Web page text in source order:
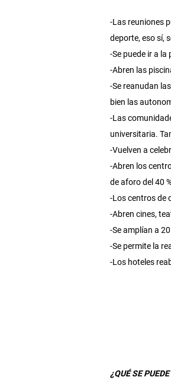
-Las reuniones
deporte, eso sí,
-Se puede ir a la
-Abren las
-Se reanudan
bien las
-Las
universitaria.
-Vuelven a
-Abren los
de aforo del 40
-Los centros de
-Abren cines,
-Se amplían a
-Se permite la
-Los hoteles
¿QUÉ SE